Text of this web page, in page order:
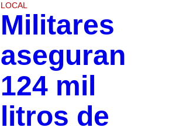
LOCAL
Militares
aseguran
124 mil
litros de